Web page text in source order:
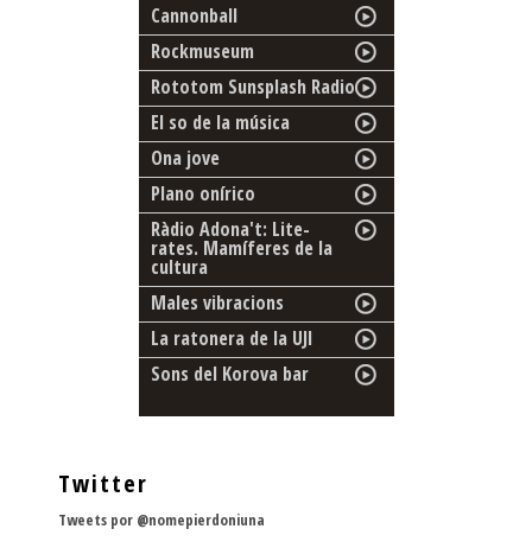
Cannonball
Rockmuseum
Rototom Sunsplash Radio
El so de la música
Ona jove
Plano onírico
Ràdio Adona't: Lite-
rates. Mamíferes de la
cultura
Males vibracions
La ratonera de la UJI
Sons del Korova bar
Twitter
Tweets por @nomepierdoniuna